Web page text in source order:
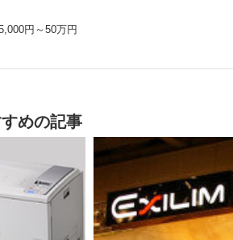
円～50万円
めの記事